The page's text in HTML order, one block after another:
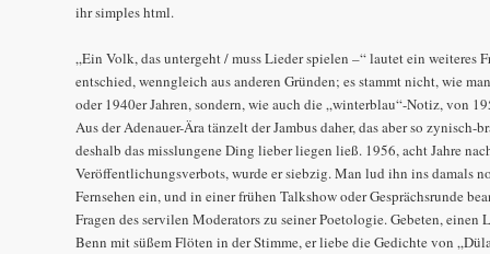
ihr simples html.
„Ein Volk, das untergeht / muss Lieder spielen –“ lautet ein weiteres
entschied, wenngleich aus anderen Gründen; es stammt nicht, wie
oder 1940er Jahren, sondern, wie auch die „winterblau“-Notiz, von
Aus der Adenauer-Ära tänzelt der Jambus daher, das aber so
deshalb das misslungene Ding lieber liegen ließ. 1956, acht Jahre
Veröffentlichungsverbots, wurde er siebzig. Man lud ihn ins damals
Fernsehen ein, und in einer frühen Talkshow oder Gesprächsrunde
Fragen des servilen Moderators zu seiner Poetologie. Gebeten,
Benn mit süßem Flöten in der Stimme, er liebe die Gedichte von